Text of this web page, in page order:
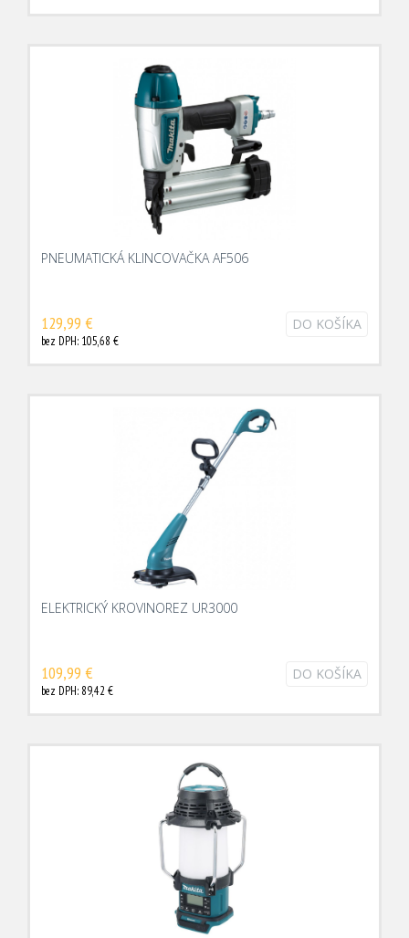
PNEUMATICKÁ KLINCOVAČKA AF506
129,99 €
bez DPH: 105,68 €
DO KOŠÍKA
ELEKTRICKÝ KROVINOREZ UR3000
109,99 €
bez DPH: 89,42 €
DO KOŠÍKA